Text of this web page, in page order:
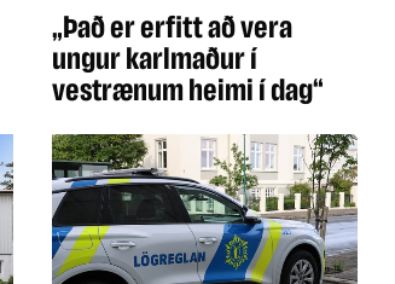
„Það er erfitt að vera
ungur karlmaður í
vestrænum heimi í dag“